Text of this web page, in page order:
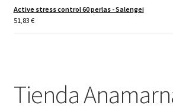
Active stress control 60 perlas - Salengei
51,83 €
Tienda